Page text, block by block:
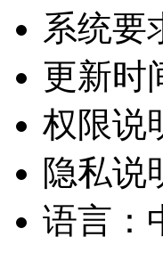
系统要
更新时
权限说
隐私说
语言：